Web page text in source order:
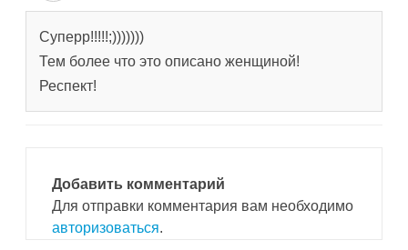
Суперр!!!!!;)))))))
Тем более что это описано женщиной!
Респект!
Добавить комментарий
Для отправки комментария вам необходимо
авторизоваться.